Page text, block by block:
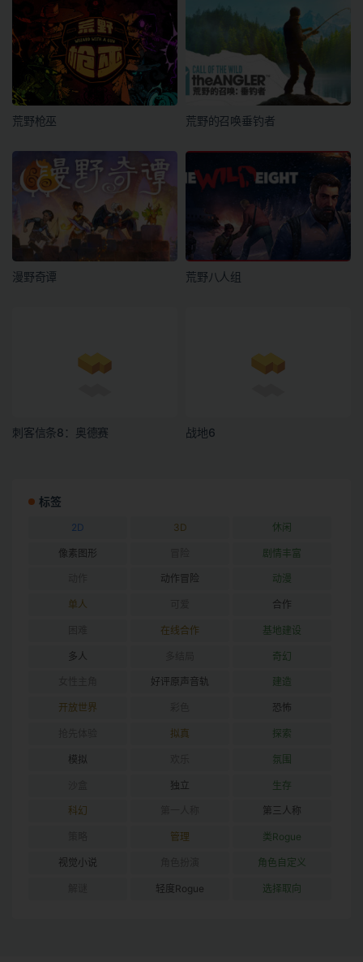
荒野枪巫 荒野的召唤垂钓者
漫野奇谭 荒野八人组
刺客信条8：奥德赛 战地6
标签
2D 3D 休闲
像素图形 剧情丰富
动作冒险 动漫
单人 合作
在线合作 基地建设
多人 奇幻
好评原声音轨 建造
开放世界 恐怖
拟真 探索
模拟 氛围
独立 生存
科幻 第三人称
管理 类Rogue
视觉小说 角色自定义
轻度Rogue 选择取向